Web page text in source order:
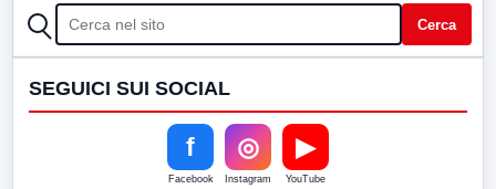
CERCA Cerca
SEGUICI SUI SOCIAL
f
Facebook
◎
Instagram
▶
YouTube